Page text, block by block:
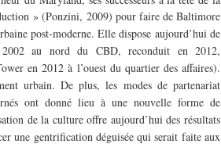
» (Ponzini, 2009) pour faire de Baltimore
post-moderne. Elle dispose aujourd’hui de
au nord du CBD, reconduit en 2012,
en 2012 à l’ouest du quartier des affaires).
urbain. De plus, les modes de partenariat
ont donné lieu à une nouvelle forme de
de la culture offre aujourd’hui des résultats
une gentrification déguisée qui serait faite aux